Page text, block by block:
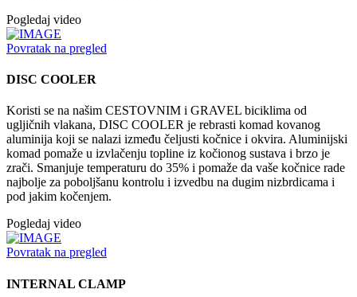
Pogledaj video
Povratak na pregled
DISC COOLER
Koristi se na našim CESTOVNIM i GRAVEL biciklima od
ugljičnih vlakana, DISC COOLER je rebrasti komad kovanog
aluminija koji se nalazi između čeljusti kočnice i okvira. Aluminijski
komad pomaže u izvlačenju topline iz kočionog sustava i brzo je
zrači. Smanjuje temperaturu do 35% i pomaže da vaše kočnice rade
najbolje za poboljšanu kontrolu i izvedbu na dugim nizbrdicama i
pod jakim kočenjem.
Pogledaj video
Povratak na pregled
INTERNAL CLAMP